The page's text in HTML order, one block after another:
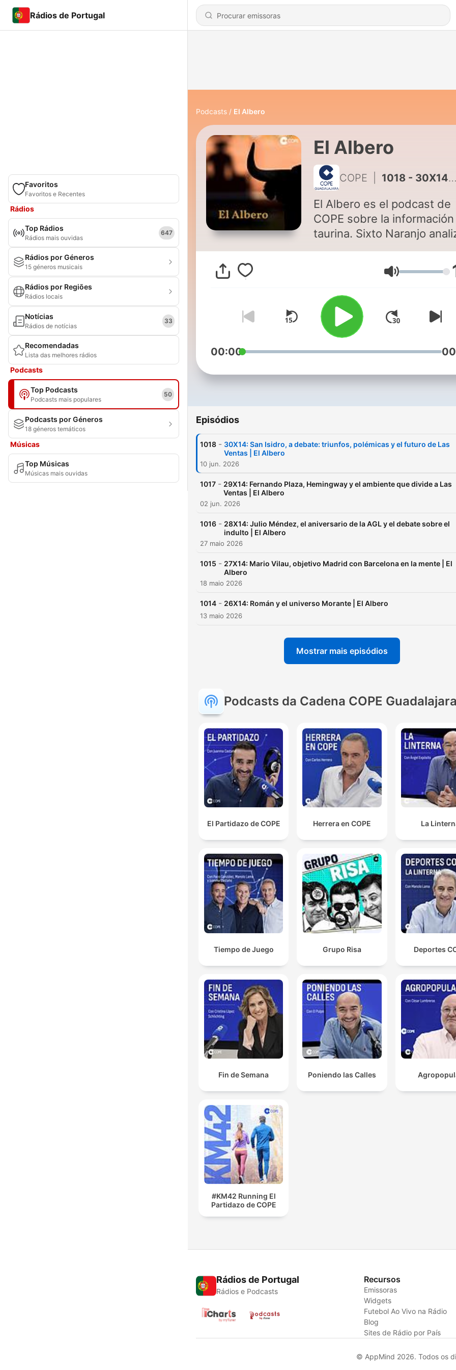
Rádios de Portugal
Favoritos
Favoritos e Recentes
Rádios
Top Rádios
Rádios mais ouvidas
647
Rádios por Géneros
15 géneros musicais
Rádios por Regiões
Rádios locais
Notícias
Rádios de notícias
33
Recomendadas
Lista das melhores rádios
Podcasts
Top Podcasts
Podcasts mais populares
50
Podcasts por Géneros
18 géneros temáticos
Músicas
Top Músicas
Músicas mais ouvidas
Podcasts El Albero
El Albero
COPE 1018 - 30X14: San Isidro, a debate: triunfos, polémicas y el futuro de Las Ventas | El Albero
El Albero es el podcast de
COPE sobre la información
taurina. Sixto Naranjo
los principales festejos
taurinos y entrevistas a las
figuras del toreo.Volume
00:00
Episódios
1018 - 30X14: San Isidro, a debate: triunfos, polémicas y el futuro de Las
Ventas | El Albero
10 jun. 2026
1017 - 29X14: Fernando Plaza, Hemingway y el ambiente que divide a Las
Ventas | El Albero
02 jun. 2026
1016 - 28X14: Julio Méndez, el aniversario de la AGL y el debate sobre el
indulto | El Albero
27 maio 2026
1015 - 27X14: Mario Vilau, objetivo Madrid con Barcelona en la mente | El
Albero
18 maio 2026
1014 - 26X14: Román y el universo Morante | El Albero
13 maio 2026
Mostrar mais episódios
Podcasts da Cadena COPE
El Partidazo de COPE Herrera en COPE La
Tiempo de Juego Grupo Risa Deportes
Fin de Semana Poniendo las Calles
#KM42 Running El
Partidazo de COPE
Rádios de Portugal
Rádios e Podcasts
Recursos
Emissoras
Widgets
Futebol Ao Vivo na Rádio
Blog
Sites de Rádio por País
© AppMind 2026. Todos os